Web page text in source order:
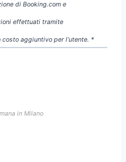
di Booking.com e
effettuati tramite
aggiuntivo per l’utente. *
in Milano